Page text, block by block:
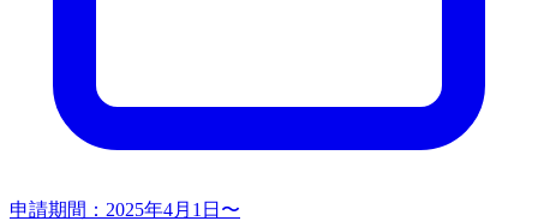
申請期間： 2025年4月1日〜